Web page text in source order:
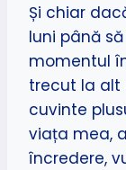
Și chiar
luni până
momentul
trecut la alt
cuvinte
viața mea,
încredere,